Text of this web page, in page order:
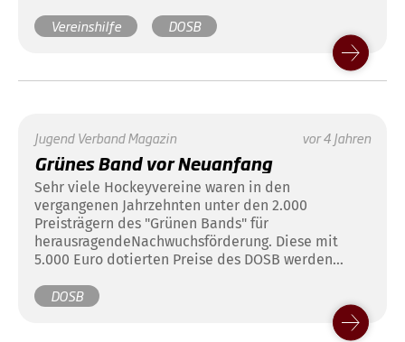
Vereinshilfe DOSB
Jugend VerbandMagazin vor 4 Jahren
Grünes Band vor Neuanfang
Sehr viele Hockeyvereine waren in den
vergangenen Jahrzehnten unter den 2.000
Preisträgern des "Grünen Bands" für
herausragendeNachwuchsförderung. Diese mit
5.000 Euro dotierten Preise des DOSB werden
nach 35 Jahren nicht mehr als Partner zur
DOSB